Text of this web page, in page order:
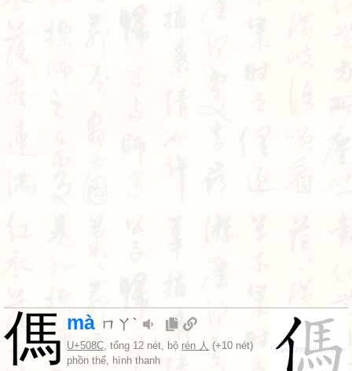
傌 mà ㄇㄚˋ
U+508C, tổng 12 nét, bộ rén 人 (+10 nét)
phồn thể, hình thanh